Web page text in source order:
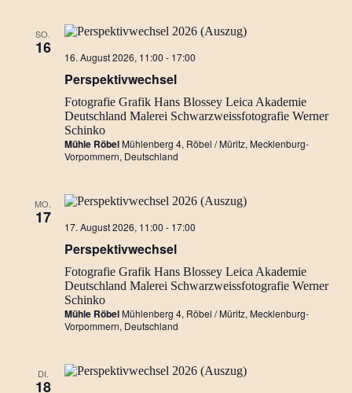
SO.
16 16. August 2026, 11:00 - 17:00
Perspektivwechsel
Fotografie Grafik Hans Blossey Leica Akademie
Deutschland Malerei Schwarzweissfotografie Werner
Schinko
Mühle RöbelMühlenberg 4, Röbel / Müritz, Mecklenburg-
Vorpommern, Deutschland
MO.
17 17. August 2026, 11:00 - 17:00
Perspektivwechsel
Fotografie Grafik Hans Blossey Leica Akademie
Deutschland Malerei Schwarzweissfotografie Werner
Schinko
Mühle RöbelMühlenberg 4, Röbel / Müritz, Mecklenburg-
Vorpommern, Deutschland
DI.
18